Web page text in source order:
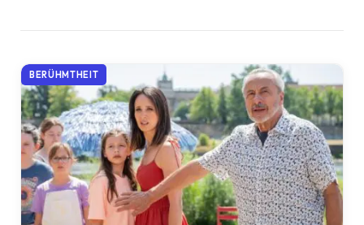
BERÜHMTHEIT